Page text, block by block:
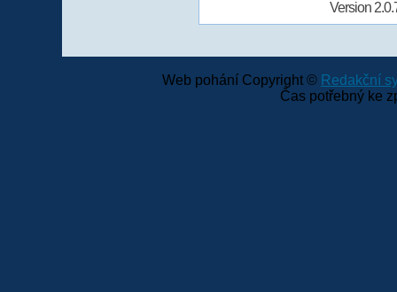
Version
Web pohání Copyright © Redakční
Čas potřebný ke